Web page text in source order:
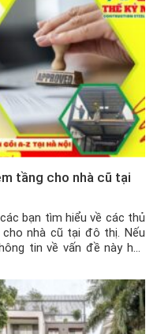
tầng cho nhà cũ tại
bạn tìm hiểu về các thủ
nhà cũ tại đô thị. Nếu
tin về vấn đề này hãy